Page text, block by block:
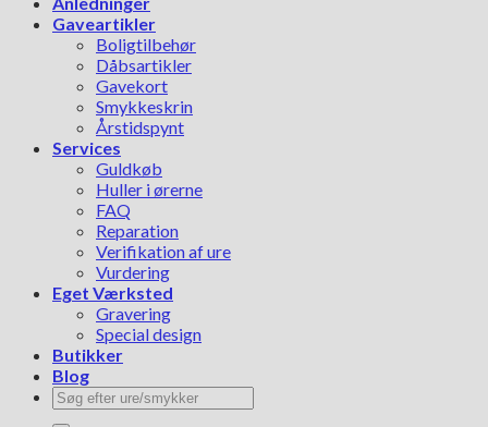
Gaveartikler
Boligtilbehør
Dåbsartikler
Gavekort
Smykkeskrin
Årstidspynt
Services
Guldkøb
Huller i ørerne
FAQ
Reparation
Verifikation af ure
Vurdering
Eget Værksted
Gravering
Special design
Butikker
Blog
Søg
efter: